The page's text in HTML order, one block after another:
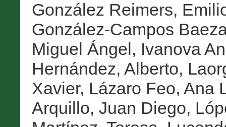
González Reimers,
González-Campos
Miguel Ángel, Ivanova
Hernández, Alberto,
Xavier, Lázaro Feo, Ana
Arquillo, Juan Diego,